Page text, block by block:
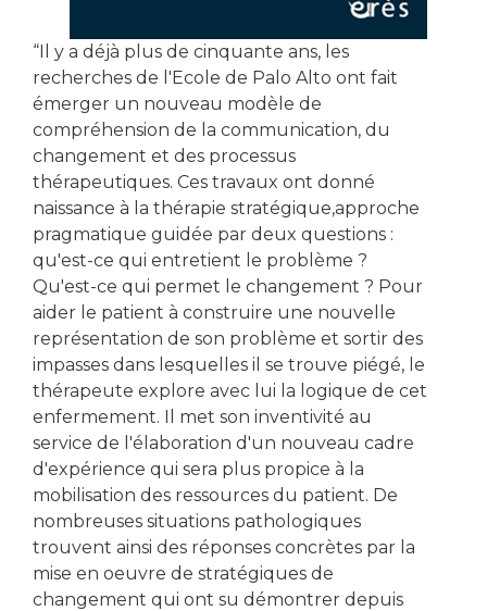
“Il y a déjà plus de cinquante ans, les
recherches de l'Ecole de Palo Alto ont fait
émerger un nouveau modèle de
compréhension de la communication, du
changement et des processus
thérapeutiques. Ces travaux ont donné
naissance à la thérapie stratégique,approche
pragmatique guidée par deux questions :
qu'est-ce qui entretient le problème ?
Qu'est-ce qui permet le changement ? Pour
aider le patient à construire une nouvelle
représentation de son problème et sortir des
impasses dans lesquelles il se trouve piégé, le
thérapeute explore avec lui la logique de cet
enfermement. Il met son inventivité au
service de l'élaboration d'un nouveau cadre
d'expérience qui sera plus propice à la
mobilisation des ressources du patient. De
nombreuses situations pathologiques
trouvent ainsi des réponses concrètes par la
mise en oeuvre de stratégiques de
changement qui ont su démontrer depuis